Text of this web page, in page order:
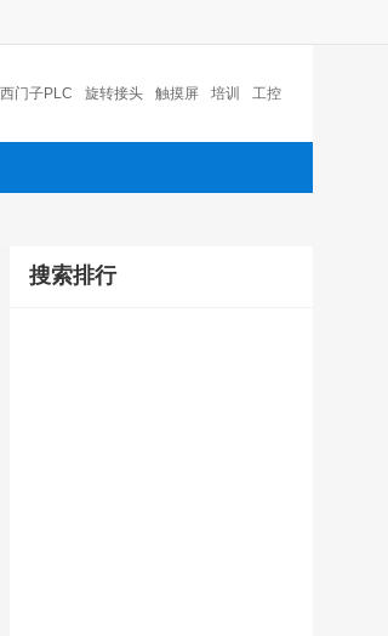
西门子PLC 旋转接头 触摸屏 培训 工控
变送器 球阀 plc 阀门
搜索排行